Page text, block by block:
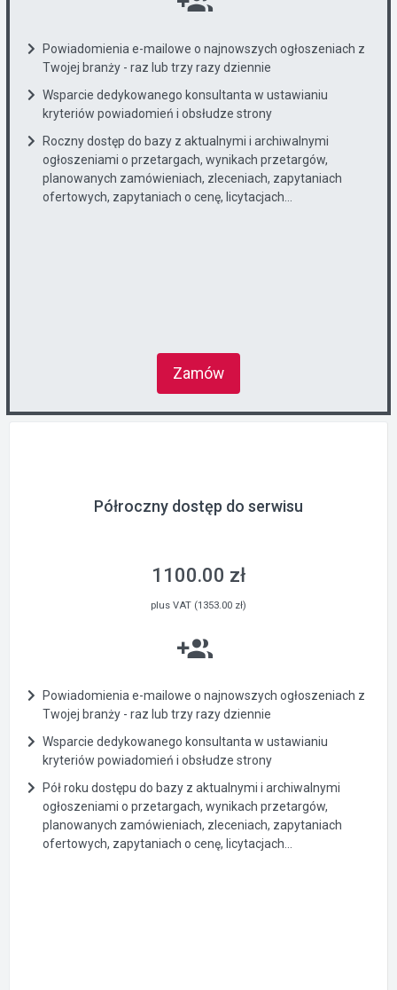
Powiadomienia e-mailowe o najnowszych ogłoszeniach z
Twojej branży - raz lub trzy razy dziennie
Wsparcie dedykowanego konsultanta w ustawianiu
kryteriów powiadomień i obsłudze strony
Roczny dostęp do bazy z aktualnymi i archiwalnymi
ogłoszeniami o przetargach, wynikach przetargów,
planowanych zamówieniach, zleceniach, zapytaniach
ofertowych, zapytaniach o cenę, licytacjach...
Zamów
Półroczny dostęp do serwisu
1100.00 zł
plus VAT (1353.00 zł)
Powiadomienia e-mailowe o najnowszych ogłoszeniach z
Twojej branży - raz lub trzy razy dziennie
Wsparcie dedykowanego konsultanta w ustawianiu
kryteriów powiadomień i obsłudze strony
Pół roku dostępu do bazy z aktualnymi i archiwalnymi
ogłoszeniami o przetargach, wynikach przetargów,
planowanych zamówieniach, zleceniach, zapytaniach
ofertowych, zapytaniach o cenę, licytacjach...